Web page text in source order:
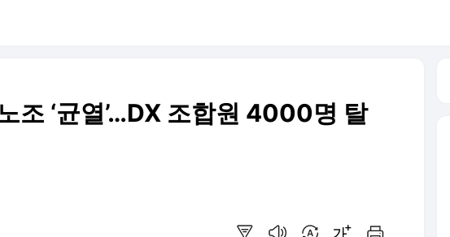
조 ‘균열’…DX 조합원 4000명 탈